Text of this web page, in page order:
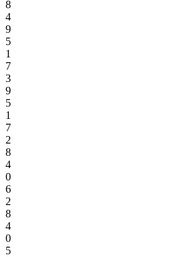
8
4
9
5
1
7
3
9
5
1
7
2
8
4
0
6
2
8
4
0
5